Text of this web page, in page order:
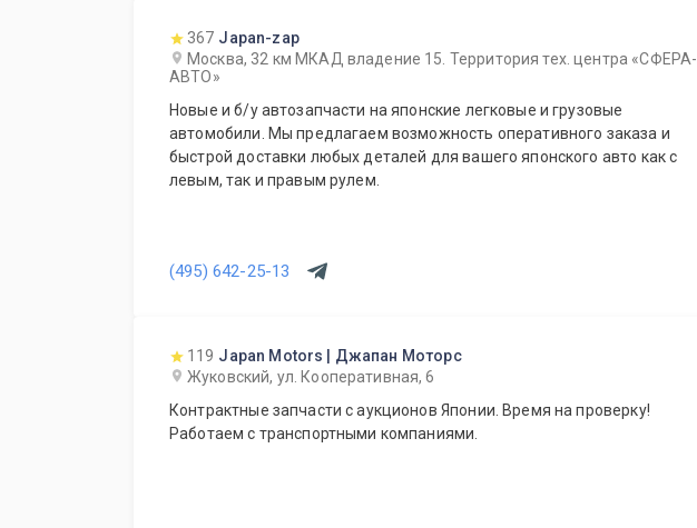
367 Japan-zap
Москва, 32 км МКАД владение 15. Территория тех. центра «СФЕРА-
АВТО»
Новые и б/у автозапчасти на японские легковые и грузовые
автомобили. Мы предлагаем возможность оперативного заказа и
быстрой доставки любых деталей для вашего японского авто как с
левым, так и правым рулем.
(495) 642-25-13
119 Japan Motors | Джапан Моторс
Жуковский, ул. Кооперативная, 6
Контрактные запчасти с аукционов Японии. Время на проверку!
Работаем с транспортными компаниями.